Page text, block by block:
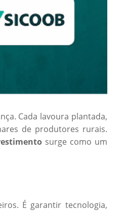
Cada lavoura plantada,
de produtores rurais.
surge como um
É garantir tecnologia,